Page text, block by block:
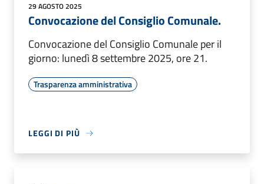
29 AGOSTO 2025
Convocazione del Consiglio Comunale.
Convocazione del Consiglio Comunale per il
giorno: lunedì 8 settembre 2025, ore 21.
Trasparenza amministrativa
LEGGI DI PIÙ